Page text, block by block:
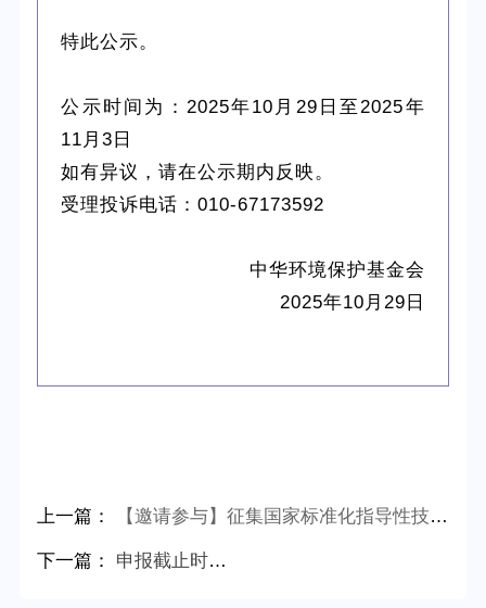
特此公示。
公示时间为：2025年10月29日至2025年
11月3日
如有异议，请在公示期内反映。
受理投诉电话：010-67173592
中华环境保护基金会
2025年10月29日
上一篇： 【邀请参与】征集国家标准化指导性技术文件《再生材料可信追溯体系 数据采集与使用规范》参编单位
下一篇： 申报截止时间：11月20日 | 第六批废塑料分拣配送中心开启申报